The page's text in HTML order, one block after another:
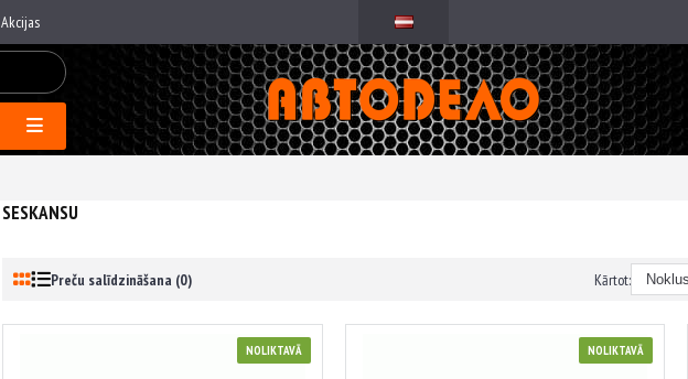
Akcijas
SESKANSU
Preču salīdzināšana (0) Kārtot:
NOLIKTAVĀ NOLIKTAVĀ